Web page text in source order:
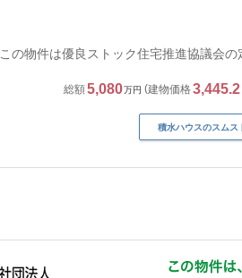
この物件は優良ストック住宅推進協議会の
総額5,080万円 建物価格3,445.2
積水ハウスのスムス